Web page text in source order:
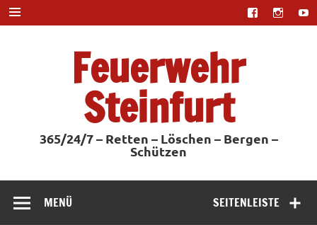
Zum
Inhalt
springen
Feuerwehr
Steinfurt
365/24/7 – Retten – Löschen – Bergen –
Schützen
SEITENLEISTE
MENÜ